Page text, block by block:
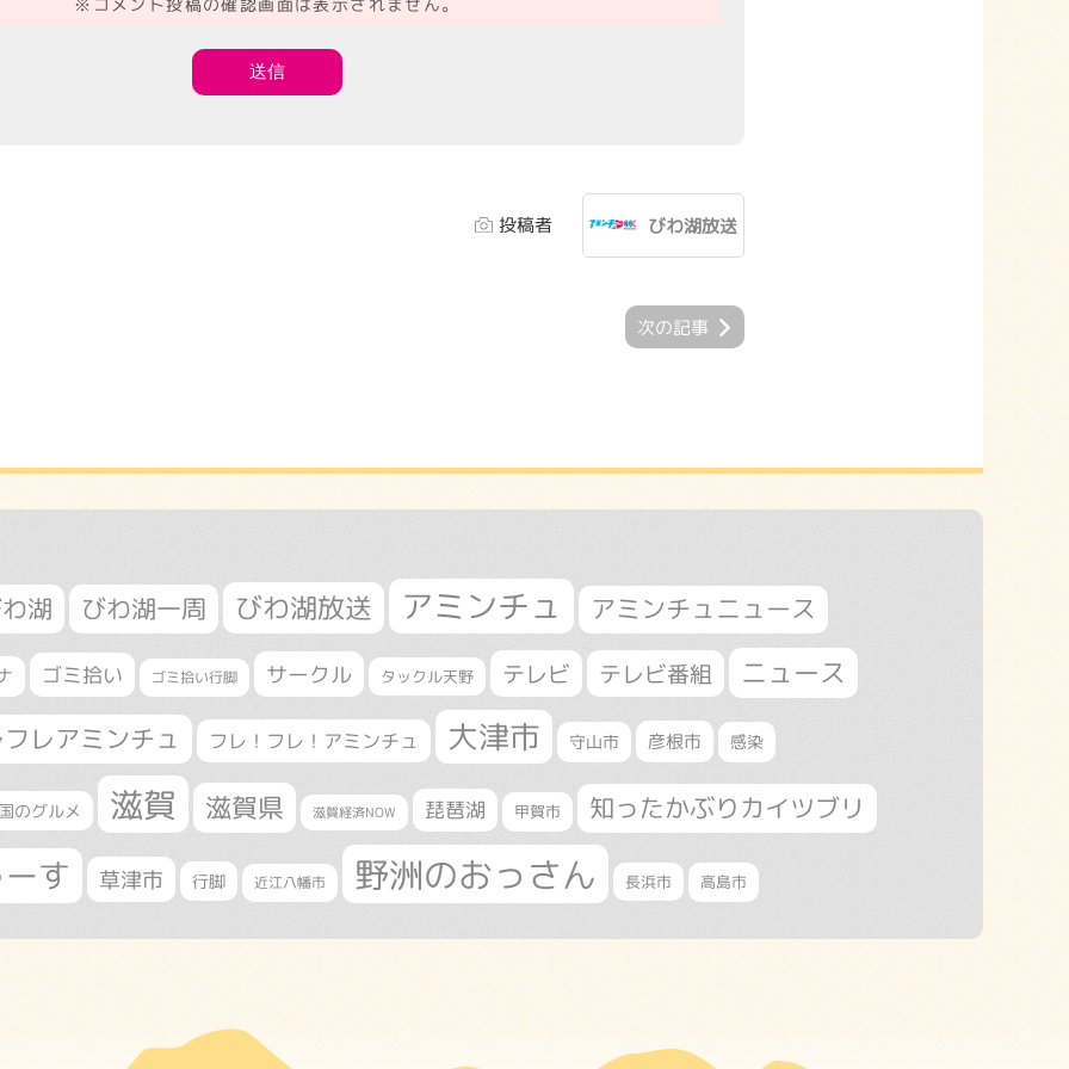
投稿者 びわ湖放送
次の記事
湖 びわ湖一周 びわ湖放送 アミンチュ アミンチュニュース
ゴミ拾い ゴミ拾い行脚 サークル タックル天野 テレビ テレビ番組 ニュース
レアミンチュ フレ！フレ！アミンチュ 大津市 守山市 彦根市 感染
のグルメ 滋賀 滋賀県 滋賀経済NOW 琵琶湖 甲賀市 知ったかぶりカイツブリ
す 草津市 行脚 近江八幡市 野洲のおっさん 長浜市 高島市